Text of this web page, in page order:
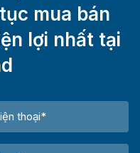
mua bán
lợi nhất tại